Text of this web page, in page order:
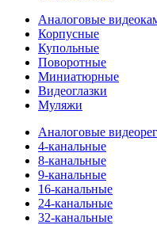
Аналоговые
Корпусные
Купольные
Поворотные
Миниатюрные
Видеоглазки
Муляжи
Аналоговые
4-канальные
8-канальные
9-канальные
16-канальные
24-канальные
32-канальные